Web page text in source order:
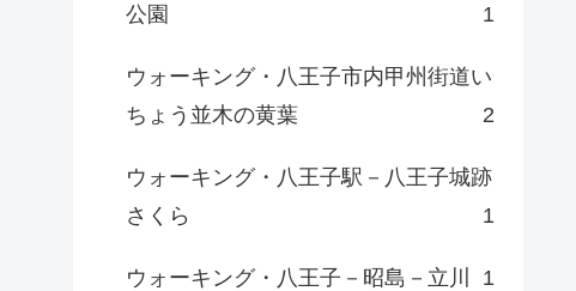
公園
1
ウォーキング・八王子市内甲州街道い
ちょう並木の黄葉
2
ウォーキング・八王子駅－八王子城跡
さくら
1
ウォーキング・八王子－昭島－立川 1